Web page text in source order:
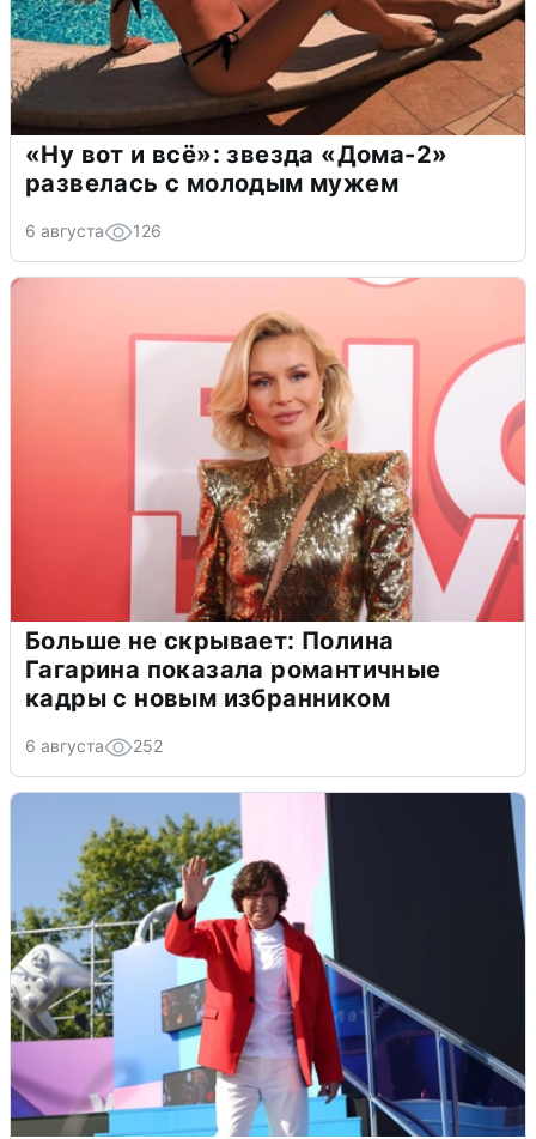
«Ну вот и всё»: звезда «Дома-2»
развелась с молодым мужем
6 августа 126
Больше не скрывает: Полина
Гагарина показала романтичные
кадры с новым избранником
6 августа 252